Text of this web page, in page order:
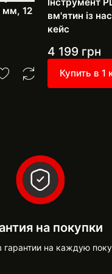
мм, 12
вм'ятин із
кейс
4 199 грн
Купить в 1
на покупки
гарантии на каждую